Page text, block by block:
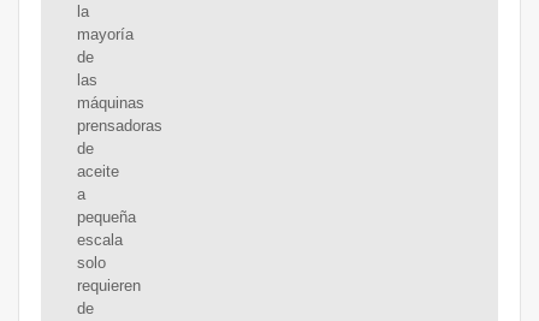
la
mayoría
de
las
máquinas
prensadoras
de
aceite
a
pequeña
escala
solo
requieren
de